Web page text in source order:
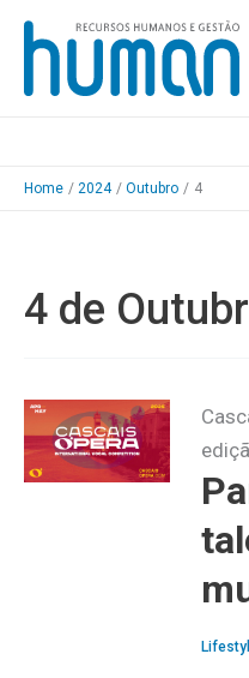
Skip
content
Home 2024 Outubro 4
4 de